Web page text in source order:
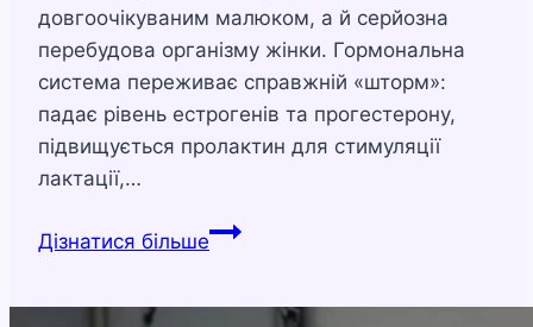
довгоочікуваним малюком, а й серйозна
перебудова організму жінки. Гормональна
система переживає справжній «шторм»:
падає рівень естрогенів та прогестерону,
підвищується пролактин для стимуляції
лактації,…
Дізнатися більшеЯк